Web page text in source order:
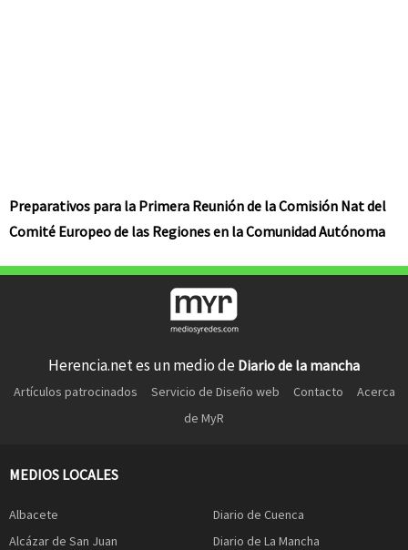
Preparativos para la Primera Reunión de la Comisión Nat del
Comité Europeo de las Regiones en la Comunidad Autónoma
Herencia.net es un medio de Diario de la mancha
Artículos patrocinados Servicio de Diseño web Contacto
Acerca
de MyR
MEDIOS LOCALES
Albacete
Alcázar de San Juan
Diario de Cuenca
Diario de La Mancha